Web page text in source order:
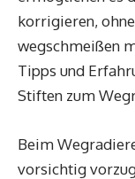
korrigieren,
wegschmeißen
Tipps und
Stiften zum
Beim
vorsichtig